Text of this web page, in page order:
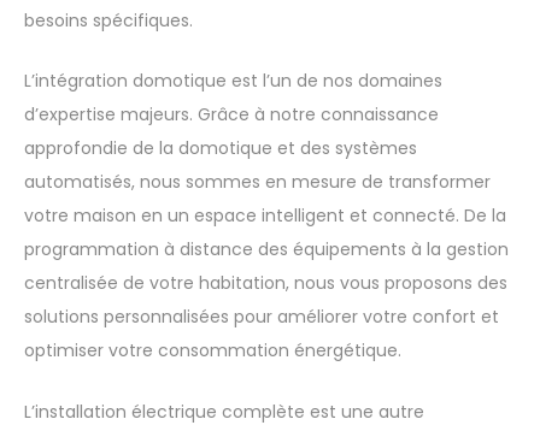
services électricien professionnel pour répondre à vos
L’intégration domotique est l’un de nos domaines
d’expertise majeurs. Grâce à notre connaissance
approfondie de la domotique et des systèmes
automatisés, nous sommes en mesure de transformer
votre maison en un espace intelligent et connecté. De la
programmation à distance des équipements à la gestion
centralisée de votre habitation, nous vous proposons des
solutions personnalisées pour améliorer votre confort et